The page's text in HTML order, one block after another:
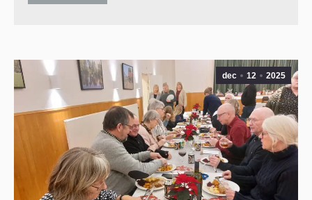
dec 12 2025